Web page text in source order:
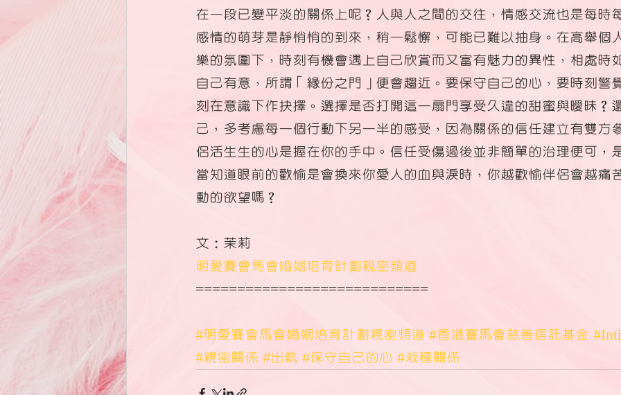
在一段已變平淡的關係上呢？人與人之間的交往，情感交流也是每時
感情的萌芽是靜悄悄的到來，稍一鬆懈，可能已難以抽身。在高舉個
樂的氛圍下，時刻有機會遇上自己欣賞而又富有魅力的異性，相處時
自己有意，所謂「緣份之門」便會趨近。要保守自己的心，要時刻警
刻在意識下作抉擇。選擇是否打開這一扇門享受久違的甜蜜與曖昧？
己，多考慮每一個行動下另一半的感受，因為關係的信任建立有雙方
侶活生生的心是握在你的手中。信任受傷過後並非簡單的治理便可，
當知道眼前的歡愉是會換來你愛人的血與淚時，你越歡愉伴侶會越痛
動的欲望嗎？
文：茉莉
明愛賽會馬會婚姻培育計劃親密頻道
============================
#明愛賽會馬會婚姻培育計劃親密頻道 #香港賽馬會慈善信託基金
#親密關係 #出軌 #保守自己的心 #栽種關係